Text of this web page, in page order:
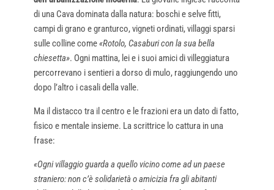
di una Cava dominata dalla natura: boschi e selve fitti,
campi di grano e granturco, vigneti ordinati, villaggi sparsi
sulle colline come«Rotolo, Casaburi con la sua bella
chiesetta». Ogni mattina, lei e i suoi amici di villeggiatura
percorrevano i sentieri a dorso di mulo, raggiungendo uno
dopo l’altro i casali della valle.
Ma il distacco tra il centro e le frazioni era un dato di fatto,
fisico e mentale insieme. La scrittrice lo cattura in una
frase:
«Ogni villaggio guarda a quello vicino come ad un paese
straniero: non c’è solidarietà o amicizia fra gli abitanti